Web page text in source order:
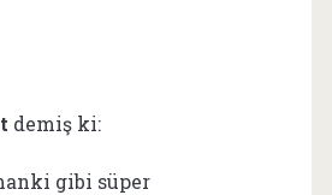
demiş ki:
gibi süper